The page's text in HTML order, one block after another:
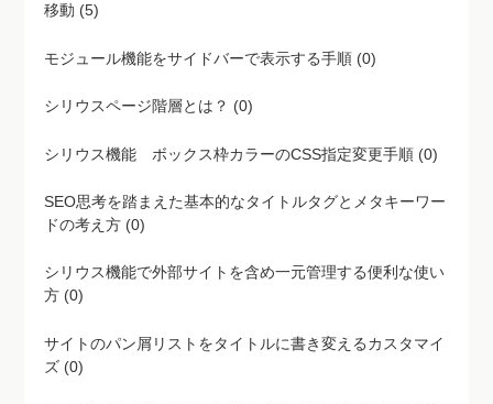
移動 (5)
モジュール機能をサイドバーで表示する手順 (0)
シリウスページ階層とは？ (0)
シリウス機能 ボックス枠カラーのCSS指定変更手順 (0)
SEO思考を踏まえた基本的なタイトルタグとメタキーワー
ドの考え方 (0)
シリウス機能で外部サイトを含め一元管理する便利な使い
方 (0)
サイトのパン屑リストをタイトルに書き変えるカスタマイ
ズ (0)